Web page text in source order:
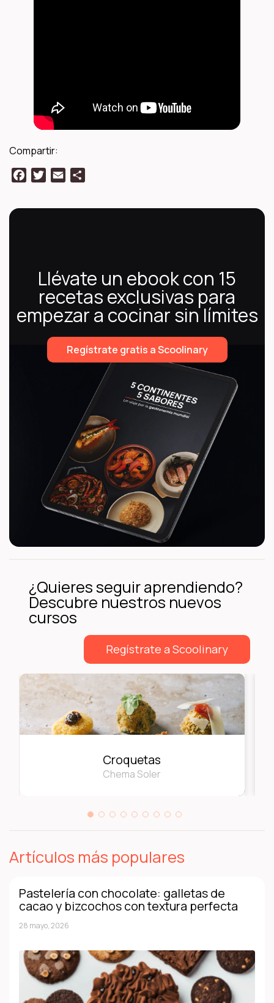
Compartir:
FacebookTwitter
Email
Llévate un ebook con 15
recetas exclusivas para
empezar a cocinar sin límites
Regístrate gratis a Scoolinary
¿Quieres seguir aprendiendo?
Descubre nuestros nuevos
cursos
Regístrate a Scoolinary
Croquetas
Chema Soler
Artículos más populares
Pastelería con chocolate: galletas de
cacao y bizcochos con textura perfecta
28 mayo, 2026